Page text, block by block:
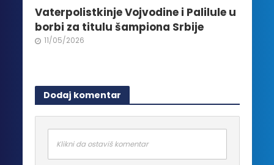
Vaterpolistkinje Vojvodine i Palilule u
borbi za titulu šampiona Srbije
11/05/2026
Dodaj komentar
Klikni da ostaviš komentar